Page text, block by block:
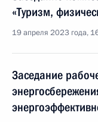
«Туризм,
19 апреля 2023 года,
Заседание